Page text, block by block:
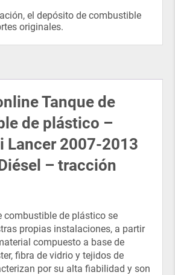
el depósito de combustible
originales.
Tanque de
de plástico –
Lancer 2007-2013
– tracción
combustible de plástico se
propias instalaciones, a partir
compuesto a base de
fibra de vidrio y tejidos de
por su alta fiabilidad y son